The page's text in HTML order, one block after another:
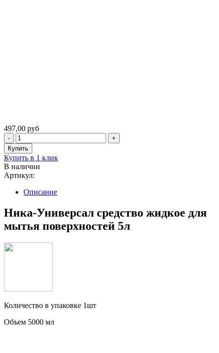
497,00 руб
Купить в 1 клик
В наличии
Артикул:
Описание
Ника-Универсал средство жидкое для
мытья поверхностей 5л
Количество в упаковке 1шт
Объем 5000 мл